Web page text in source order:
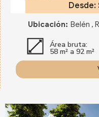
Ubicación: Belén ,
Área bruta:
58 m² a 92 m²